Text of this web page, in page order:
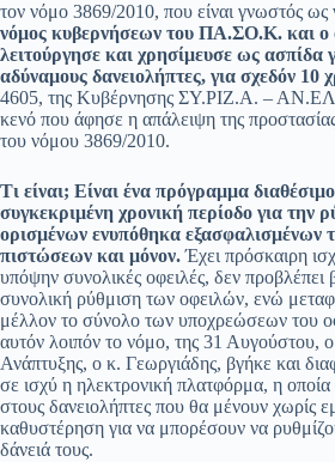
τον νόμο 3869/2010, που είναι γνωστός
νόμος κυβερνήσεων του ΠΑ.ΣΟ.Κ. και ο
λειτούργησε και χρησίμευσε ως ασπίδα
αδύναμους δανειολήπτες, για σχεδόν 10
4605, της Κυβέρνησης ΣΥ.ΡΙΖ.Α. –
κενό που άφησε η απάλειψη της
του νόμου 3869/2010.
Τι είναι; Είναι ένα πρόγραμμα
συγκεκριμένη χρονική περίοδο για την
ορισμένων ενυπόθηκα εξασφαλισμένων
πιστώσεων και μόνον.Έχει πρόσκαιρη
υπόψην συνολικές οφειλές, δεν προβλέπει
συνολική ρύθμιση των οφειλών, ενώ
μέλλον το σύνολο των υποχρεώσεων του
αυτόν λοιπόν το νόμο, της 31 Αυγούστου,
Ανάπτυξης, ο κ. Γεωργιάδης, βγήκε και
σε ισχύ η ηλεκτρονική πλατφόρμα, η
στους δανειολήπτες που θα μένουν χωρίς
καθυστέρηση για να μπορέσουν να
δάνειά τους.